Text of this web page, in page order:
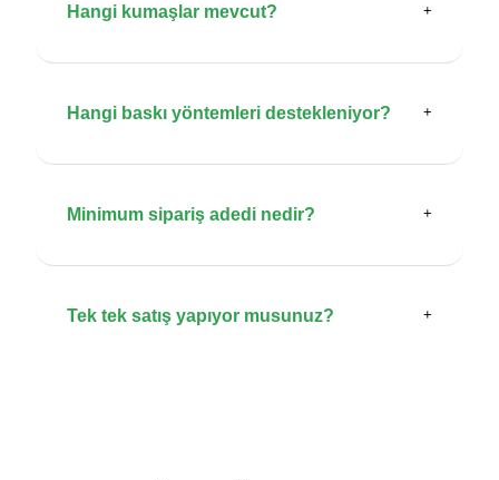
Hangi kumaşlar mevcut? +
Hangi baskı yöntemleri destekleniyor? +
Minimum sipariş adedi nedir? +
Tek tek satış yapıyor musunuz? +